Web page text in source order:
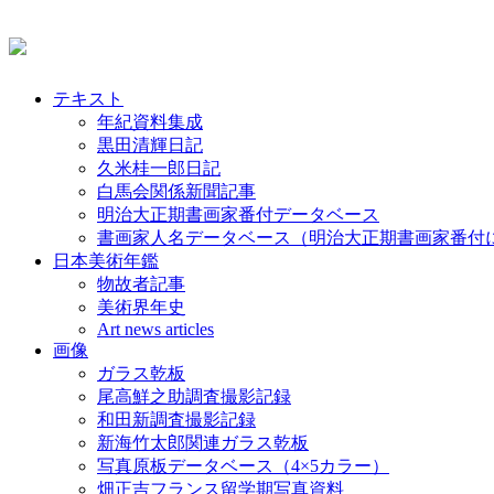
テキスト
年紀資料集成
黒田清輝日記
久米桂一郎日記
白馬会関係新聞記事
明治大正期書画家番付データベース
書画家人名データベース（明治大正期書画家番付
日本美術年鑑
物故者記事
美術界年史
Art news articles
画像
ガラス乾板
尾高鮮之助調査撮影記録
和田新調査撮影記録
新海竹太郎関連ガラス乾板
写真原板データベース（4×5カラー）
畑正吉フランス留学期写真資料